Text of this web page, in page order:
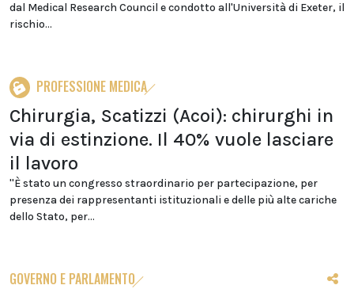
dal Medical Research Council e condotto all'Università di Exeter, il
rischio...
PROFESSIONE MEDICA
Chirurgia, Scatizzi (Acoi): chirurghi in
via di estinzione. Il 40% vuole lasciare
il lavoro
''È stato un congresso straordinario per partecipazione, per
presenza dei rappresentanti istituzionali e delle più alte cariche
dello Stato, per...
GOVERNO E PARLAMENTO